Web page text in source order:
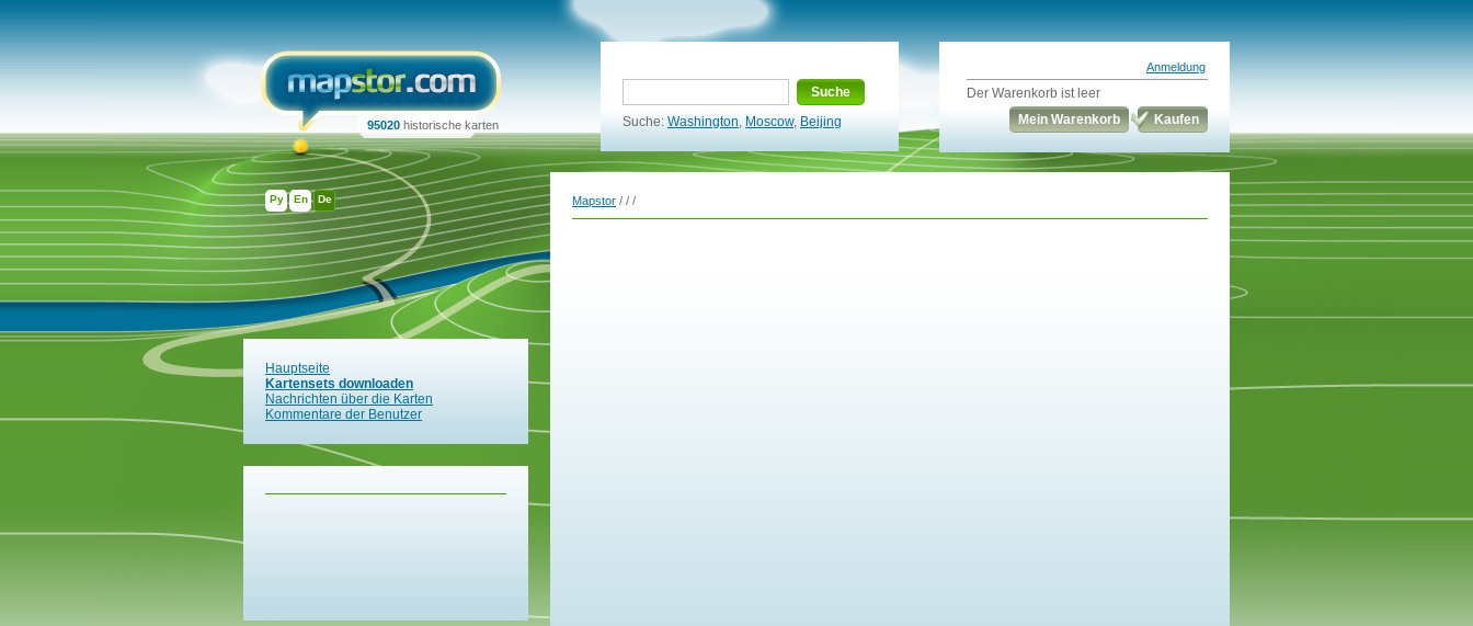
Ру En De
95020 historische karten
Suche
Suche: Washington, Moscow, Beijing
Anmeldung
Der Warenkorb ist leer
Mein Warenkorb
Kaufen
Hauptseite
Kartensets downloaden
Nachrichten über die Karten
Kommentare der Benutzer
Mapstor / / /